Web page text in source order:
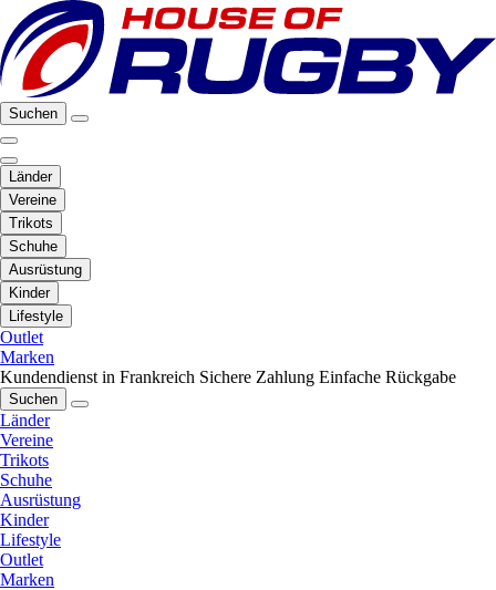
Suchen
Länder
Vereine
Trikots
Schuhe
Ausrüstung
Kinder
Lifestyle
Outlet
Marken
Kundendienst in Frankreich Sichere Zahlung Einfache Rückgabe
Suchen
Länder
Vereine
Trikots
Schuhe
Ausrüstung
Kinder
Lifestyle
Outlet
Marken